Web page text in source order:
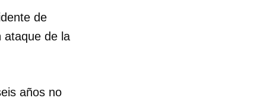
de
ataque de la
años no